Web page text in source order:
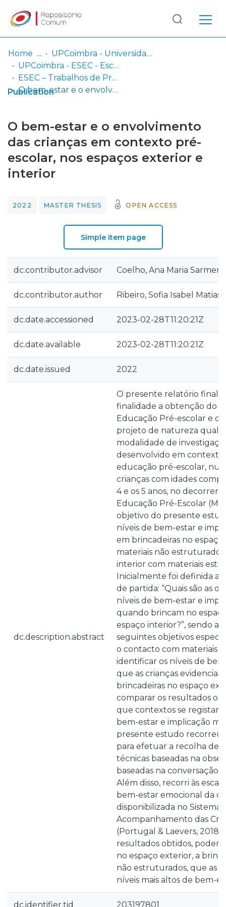
Communities
& Collections
Statistics
Log
In
(current)
Home
UPCoimbra - Universidade Politécnica de Coimbra
UPCoimbra - ESEC - Escola Superior de Educação de Coimbra
ESEC – Trabalhos de Projeto | Relatórios de Estágio | Projetos de Investigação
O bem-estar e o envolvimento das crianças em contexto pré-escolar, nos espaços exterior e interior
Publication
O bem-estar e o envolvimento
das crianças em contexto pré-
escolar, nos espaços exterior e
interior
2022 MASTER THESIS OPEN ACCESS
Simple item page
dc.contributor.advisor Coelho, Ana Maria
dc.contributor.author Ribeiro, Sofia Isabel Matias
dc.date.accessioned 2023-02-28T11:20:21Z
dc.date.available 2023-02-28T11:20:21Z
dc.date.issued 2022
dc.description.abstract
O presente relatório final
finalidade a obtenção do
Educação Pré-escolar e
projeto de natureza
modalidade de
desenvolvido em contexto
educação pré-escolar,
crianças com idades
4 e os 5 anos, no decorrer
Educação Pré-Escolar
objetivo do presente
níveis de bem-estar e
em brincadeiras no
materiais não
interior com materiais
Inicialmente foi definida a
de partida: “Quais são as
níveis de bem-estar e
quando brincam no
espaço interior?”, sendo
seguintes objetivos
o contacto com materiais
identificar os níveis de
que as crianças
brincadeiras no espaço
comparar os resultados
que contextos se registam
bem-estar e implicação
presente estudo recorreu
para efetuar a recolha de
técnicas baseadas na
baseadas na conversação
Além disso, recorri às
bem-estar emocional da
disponibilizada no Sistema
Acompanhamento das
(Portugal & Laevers, 2018).
resultados obtidos,
no espaço exterior, a
não estruturados, que as
níveis mais altos de bem-
dc.identifier.tid 203197801